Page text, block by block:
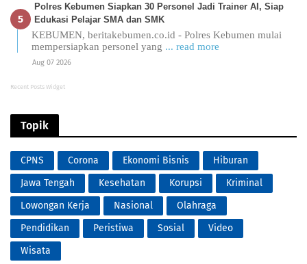
Polres Kebumen Siapkan 30 Personel Jadi Trainer AI, Siap
Edukasi Pelajar SMA dan SMK
KEBUMEN, beritakebumen.co.id - Polres Kebumen mulai
mempersiapkan personel yang ... read more
Aug 07 2026
Recent Posts Widget
Topik
CPNS Corona Ekonomi Bisnis
Hiburan
Jawa Tengah
Kesehatan Korupsi
Kriminal
Lowongan Kerja
Nasional
Olahraga
Pendidikan
Peristiwa Sosial
Video
Wisata